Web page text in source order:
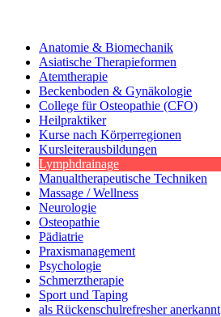
Anatomie & Biomechanik
Asiatische Therapieformen
Atemtherapie
Beckenboden & Gynäkologie
College für Osteopathie (CFO)
Heilpraktiker
Kurse nach Körperregionen
Kursleiterausbildungen
Lymphdrainage
Manualtherapeutische Techniken
Massage / Wellness
Neurologie
Osteopathie
Pädiatrie
Praxismanagement
Psychologie
Schmerztherapie
Sport und Taping
als Rückenschulrefresher anerkannt